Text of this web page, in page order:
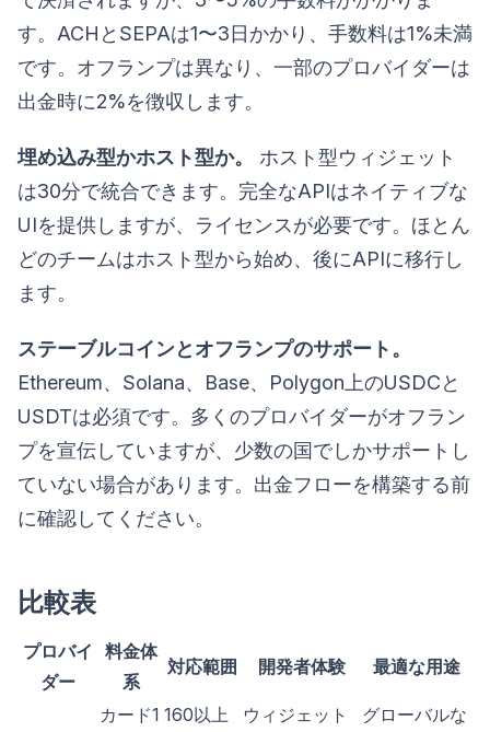
す。ACHとSEPAは1〜3日かかり、手数料は1%未満
です。オフランプは異なり、一部のプロバイダーは
出金時に2%を徴収します。
埋め込み型かホスト型か。
ホスト型ウィジェット
は30分で統合できます。完全なAPIはネイティブな
UIを提供しますが、ライセンスが必要です。ほとん
どのチームはホスト型から始め、後にAPIに移行し
ます。
ステーブルコインとオフランプのサポート。
Ethereum、Solana、Base、Polygon上のUSDCと
USDTは必須です。多くのプロバイダーがオフラン
プを宣伝していますが、少数の国でしかサポートし
ていない場合があります。出金フローを構築する前
に確認してください。
比較表
プロバイ
ダー
料金体
系
対応範囲 開発者体験 最適な用途
カード1 160以上
ウィジェット
グローバルな